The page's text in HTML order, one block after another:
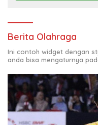
Berita Olahraga
Ini contoh widget dengan
anda bisa mengaturnya